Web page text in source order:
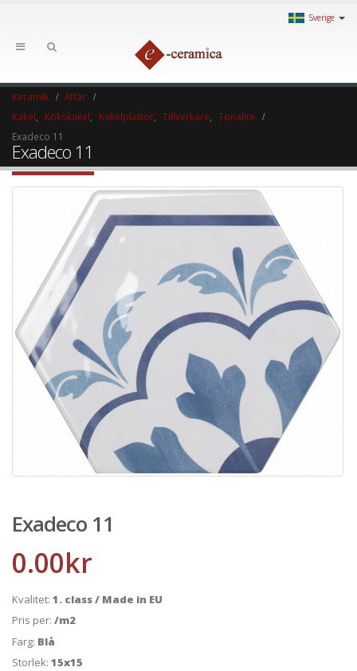
Sverige
Keramik
Affär
Kakel
Kökskakel Kakelplattor Tillverkare
Tonalite
Exadeco 11
Exadeco 11
Exadeco 11
0.00kr
Kvalitet: 1. class / Made in EU
Pris per: /m2
Farg: Blå
Storlek: 15x15